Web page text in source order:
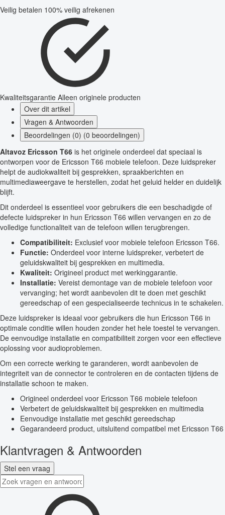
Veilig betalen 100% veilig afrekenen
Kwaliteitsgarantie Alleen originele producten
Over dit artikel
Vragen & Antwoorden
Beoordelingen (0) (0 beoordelingen)
Altavoz Ericsson T66 is het originele onderdeel dat speciaal is
ontworpen voor de Ericsson T66 mobiele telefoon. Deze luidspreker
helpt de audiokwaliteit bij gesprekken, spraakberichten en
multimediaweergave te herstellen, zodat het geluid helder en duidelijk
blijft.
Dit onderdeel is essentieel voor gebruikers die een beschadigde of
defecte luidspreker in hun Ericsson T66 willen vervangen en zo de
volledige functionaliteit van de telefoon willen terugbrengen.
Compatibiliteit: Exclusief voor mobiele telefoon Ericsson T66.
Functie: Onderdeel voor interne luidspreker, verbetert de
geluidskwaliteit bij gesprekken en multimedia.
Kwaliteit: Origineel product met werkinggarantie.
Installatie: Vereist demontage van de mobiele telefoon voor
vervanging; het wordt aanbevolen dit te doen met geschikt
gereedschap of een gespecialiseerde technicus in te schakelen.
Deze luidspreker is ideaal voor gebruikers die hun Ericsson T66 in
optimale conditie willen houden zonder het hele toestel te vervangen.
De eenvoudige installatie en compatibiliteit zorgen voor een effectieve
oplossing voor audioproblemen.
Om een correcte werking te garanderen, wordt aanbevolen de
integriteit van de connector te controleren en de contacten tijdens de
installatie schoon te maken.
Origineel onderdeel voor Ericsson T66 mobiele telefoon
Verbetert de geluidskwaliteit bij gesprekken en multimedia
Eenvoudige installatie met geschikt gereedschap
Gegarandeerd product, uitsluitend compatibel met Ericsson T66
Klantvragen & Antwoorden
Stel een vraag